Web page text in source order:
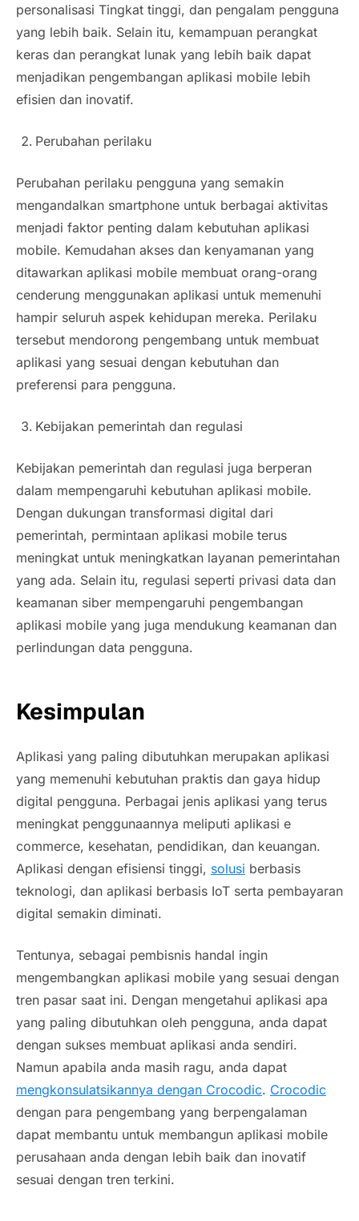
personalisasi Tingkat tinggi, dan pengalam pengguna
yang lebih baik. Selain itu, kemampuan perangkat
keras dan perangkat lunak yang lebih baik dapat
menjadikan pengembangan aplikasi mobile lebih
efisien dan inovatif.
Perubahan perilaku
Perubahan perilaku pengguna yang semakin
mengandalkan smartphone untuk berbagai aktivitas
menjadi faktor penting dalam kebutuhan aplikasi
mobile. Kemudahan akses dan kenyamanan yang
ditawarkan aplikasi mobile membuat orang-orang
cenderung menggunakan aplikasi untuk memenuhi
hampir seluruh aspek kehidupan mereka. Perilaku
tersebut mendorong pengembang untuk membuat
aplikasi yang sesuai dengan kebutuhan dan
preferensi para pengguna.
Kebijakan pemerintah dan regulasi
Kebijakan pemerintah dan regulasi juga berperan
dalam mempengaruhi kebutuhan aplikasi mobile.
Dengan dukungan transformasi digital dari
pemerintah, permintaan aplikasi mobile terus
meningkat untuk meningkatkan layanan pemerintahan
yang ada. Selain itu, regulasi seperti privasi data dan
keamanan siber mempengaruhi pengembangan
aplikasi mobile yang juga mendukung keamanan dan
perlindungan data pengguna.
Kesimpulan
Aplikasi yang paling dibutuhkan merupakan aplikasi
yang memenuhi kebutuhan praktis dan gaya hidup
digital pengguna. Perbagai jenis aplikasi yang terus
meningkat penggunaannya meliputi aplikasi e
commerce, kesehatan, pendidikan, dan keuangan.
Aplikasi dengan efisiensi tinggi, solusi berbasis
teknologi, dan aplikasi berbasis IoT serta pembayaran
digital semakin diminati.
Tentunya, sebagai pembisnis handal ingin
mengembangkan aplikasi mobile yang sesuai dengan
tren pasar saat ini. Dengan mengetahui aplikasi apa
yang paling dibutuhkan oleh pengguna, anda dapat
dengan sukses membuat aplikasi anda sendiri.
Namun apabila anda masih ragu, anda dapat
mengkonsulatsikannya dengan Crocodic. Crocodic
dengan para pengembang yang berpengalaman
dapat membantu untuk membangun aplikasi mobile
perusahaan anda dengan lebih baik dan inovatif
sesuai dengan tren terkini.